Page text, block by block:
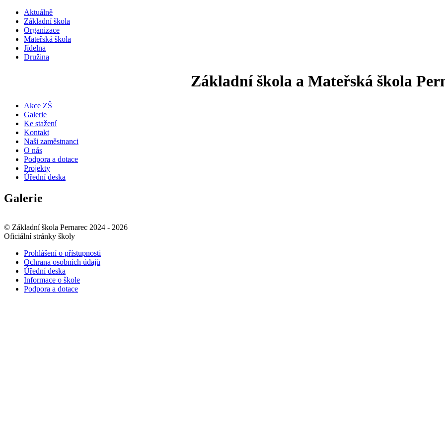
Aktuálně
Základní škola
Organizace
Mateřská škola
Jídelna
Družina
Základní škola a Mateřská škola
Akce ZŠ
Galerie
Ke stažení
Kontakt
Naši zaměstnanci
O nás
Podpora a dotace
Projekty
Úřední deska
Galerie
© Základní škola Pernarec 2024 - 2026
Oficiální stránky školy
Prohlášení o přístupnosti
Ochrana osobních údajů
Úřední deska
Informace o škole
Podpora a dotace